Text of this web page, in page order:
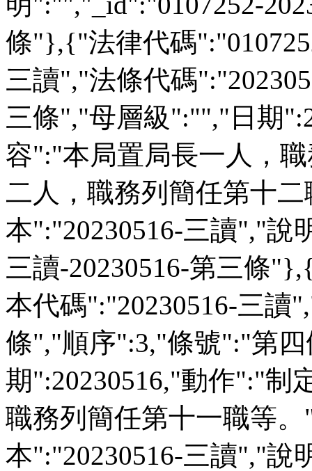
條"},{"法律代碼
三讀","法條代碼
三條","母層級":"","日期
容":"本局置局長一人，
二人，職務列簡任第十
本":"20230516-三讀","說
三讀-20230516-第三條
本代碼":"20230516-三讀
條","順序":3,"條號":"第
期":20230516,"動作":"制
職務列簡任第十一職等
本":"20230516-三讀","說